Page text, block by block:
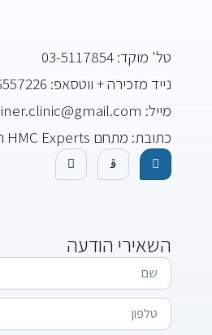
טל' מוקד: 03-5117854
נייד מזכירה + ווטסאפ: 054-6557226
מייל: drfeiner.clinic@gmail.com
כתובת: מתחם HMC Experts החושלים 8, קומה 2, הרצליה
השאירי הודעה